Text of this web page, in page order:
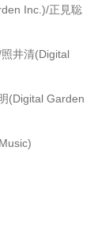
Inc.)/正見聡
井清(Digital
(Digital Garden